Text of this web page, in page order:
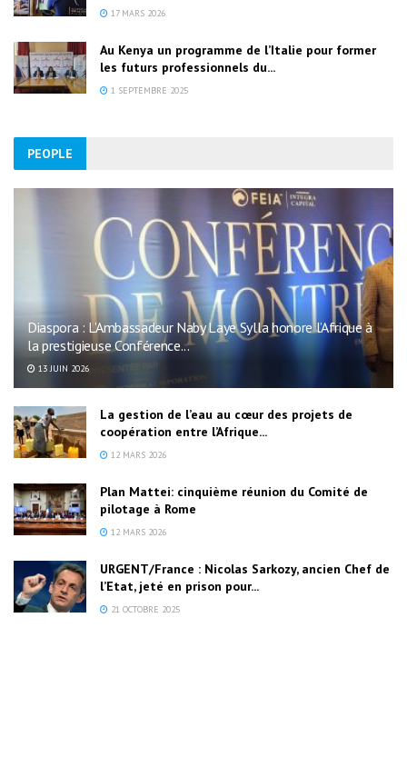
17 MARS 2026
Au Kenya un programme de l’Italie pour former
les futurs professionnels du...
1 SEPTEMBRE 2025
PEOPLE
Diaspora : L’Ambassadeur Naby Laye Sylla honore l’Afrique à
la prestigieuse Conférence...
13 JUIN 2026
La gestion de l’eau au cœur des projets de
coopération entre l’Afrique...
12 MARS 2026
Plan Mattei: cinquième réunion du Comité de
pilotage à Rome
12 MARS 2026
URGENT/France : Nicolas Sarkozy, ancien Chef de
l’Etat, jeté en prison pour...
21 OCTOBRE 2025